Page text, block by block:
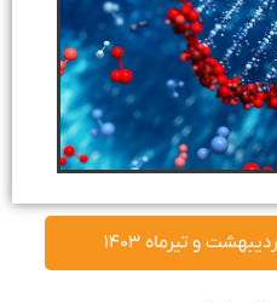
و تیرماه ۱۴۰۳